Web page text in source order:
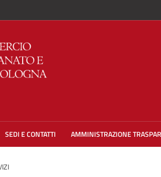
SEDI E CONTATTI AMMINISTRAZIONE